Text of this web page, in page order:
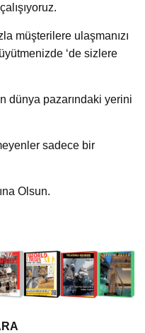
müşterilere ulaşmanızı
‘de sizlere
dünya pazarındaki yerini
sadece bir
Olsun.